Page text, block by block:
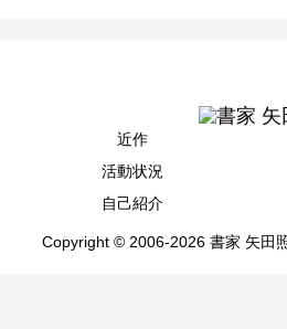
近作
活動状況
自己紹介
Copyright © 2006-2026 書家 矢田